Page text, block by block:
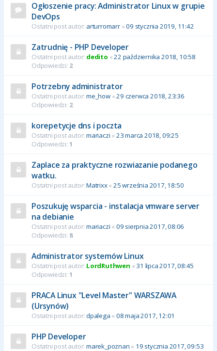
Ogłoszenie pracy: Administrator Linux w grupie
DevOps
Ostatni post autor: arturromarr«09 stycznia 2019, 11:42
Zatrudnię - PHP Developer
Ostatni post autor: dedito «22 października 2018, 10:58
Odpowiedzi: 2
Potrzebny administrator
Ostatni post autor: me_how«29 czerwca 2018, 23:36
Odpowiedzi: 2
korepetycje dns i poczta
Ostatni post autor: mariaczi « 23 marca 2018, 09:25
Odpowiedzi: 1
Zaplace za praktyczne rozwiazanie podanego
watku.
Ostatni post autor: Matrixx«25 września 2017, 18:50
Poszukuję wsparcia - instalacja vmware server
na debianie
Ostatni post autor: mariaczi « 09 sierpnia 2017, 08:06
Odpowiedzi: 8
Administrator systemów Linux
Ostatni post autor: LordRuthwen « 31 lipca 2017, 08:45
Odpowiedzi: 1
PRACA Linux "Level Master" WARSZAWA
(Ursynów)
Ostatni post autor: dpalega «08 maja 2017, 12:01
PHP Developer
Ostatni post autor: marek_poznan « 19 stycznia 2017, 09:53